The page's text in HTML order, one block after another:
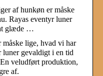
af hunkøn er måske
Rayas eventyr luner
glæde …
lige, hvad vi har
luner gevaldigt i en tid
veludført produktion,
af.